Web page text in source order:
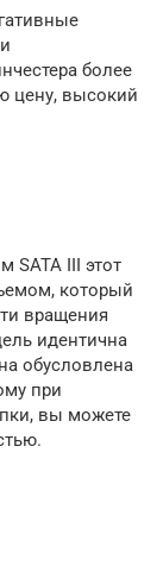
более
цену, высокий
SATA III этот
который
вращения
идентична
обусловлена
при
вы можете